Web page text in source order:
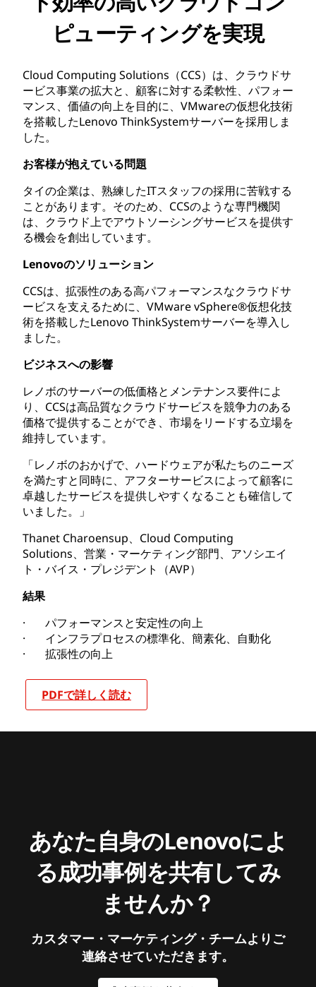
ピューティングを実現
Cloud Computing Solutions（CCS）は、クラウドサ
ービス事業の拡大と、顧客に対する柔軟性、パフォー
マンス、価値の向上を目的に、VMwareの仮想化技術
を搭載したLenovo ThinkSystemサーバーを採用しま
した。
お客様が抱えている問題
タイの企業は、熟練したITスタッフの採用に苦戦する
ことがあります。そのため、CCSのような専門機関
は、クラウド上でアウトソーシングサービスを提供す
る機会を創出しています。
Lenovoのソリューション
CCSは、拡張性のある高パフォーマンスなクラウドサ
ービスを支えるために、VMware vSphere®仮想化技
術を搭載したLenovo ThinkSystemサーバーを導入し
ました。
ビジネスへの影響
レノボのサーバーの低価格とメンテナンス要件によ
り、CCSは高品質なクラウドサービスを競争力のある
価格で提供することができ、市場をリードする立場を
維持しています。
「レノボのおかげで、ハードウェアが私たちのニーズ
を満たすと同時に、アフターサービスによって顧客に
卓越したサービスを提供しやすくなることも確信して
いました。」
Thanet Charoensup、Cloud Computing
Solutions、営業・マーケティング部門、アソシエイ
ト・バイス・プレジデント（AVP）
結果
· パフォーマンスと安定性の向上
· インフラプロセスの標準化、簡素化、自動化
· 拡張性の向上
PDFで詳しく読む
あなた自身のLenovoによ
る成功事例を共有してみ
ませんか？
カスタマー・マーケティング・チームよりご
連絡させていただきます。